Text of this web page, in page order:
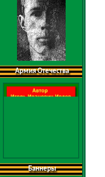
Армия Отечества
Баннеры